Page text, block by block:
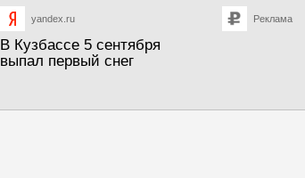
yandex.ru
В Кузбассе 5 сентября
выпал первый снег
Реклама